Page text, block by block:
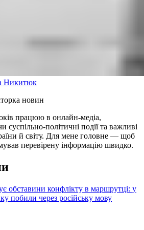
Никитюк
новин
працюю в онлайн-медіа,
суспільно-політичні події та важливі
й світу. Для мене головне — щоб
перевірену інформацію швидко.
обставини конфлікту в маршрутці: у
побили через російську мову